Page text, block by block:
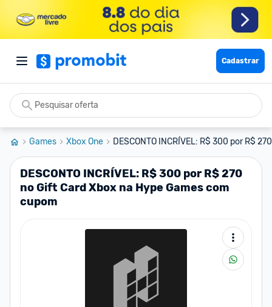
Cadastrar
Games Xbox One DESCONTO INCRÍVEL: R$ 300 por R$
DESCONTO INCRÍVEL: R$ 300 por R$ 270
no Gift Card Xbox na Hype Games com
cupom